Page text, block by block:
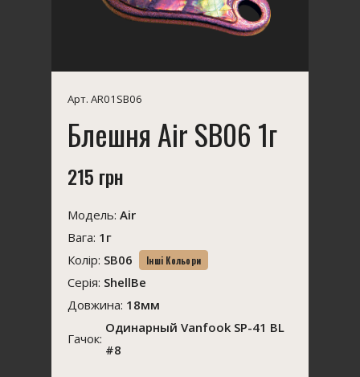
Арт. AR01SB06
Блешня Air SB06 1г
215 грн
Модель: Air
Вага: 1г
Колір: SB06 Інші Кольори
Серія: ShellBe
Довжина: 18мм
Гачок:
Одинарный Vanfook SP-41 BL
#8